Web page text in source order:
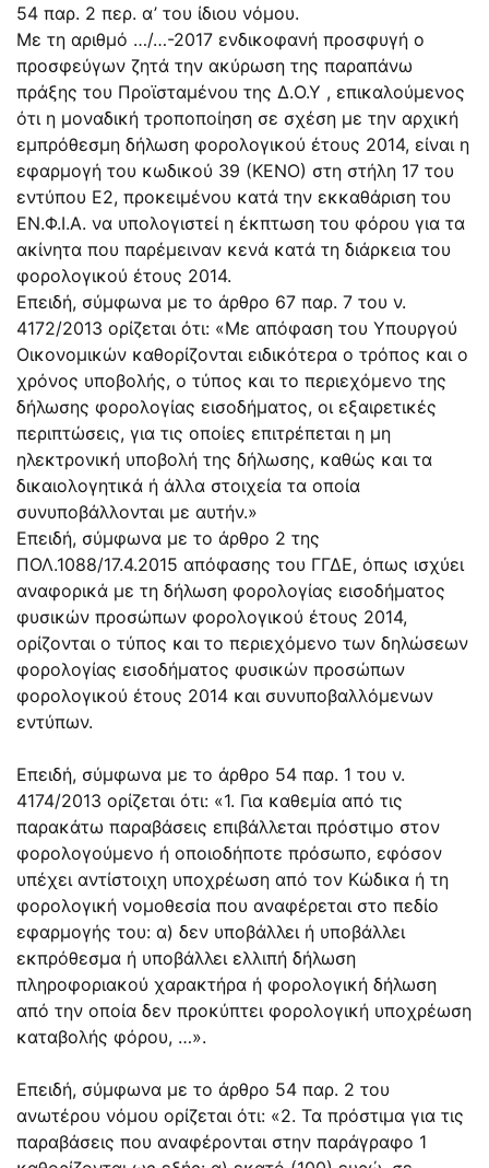
54 παρ. 2 περ. α’ του ίδιου νόμου.
Με τη αριθμό …/…-2017 ενδικοφανή προσφυγή ο
προσφεύγων ζητά την ακύρωση της παραπάνω
πράξης του Προϊσταμένου της Δ.Ο.Υ , επικαλούμενος
ότι η μοναδική τροποποίηση σε σχέση με την αρχική
εμπρόθεσμη δήλωση φορολογικού έτους 2014, είναι η
εφαρμογή του κωδικού 39 (ΚΕΝΟ) στη στήλη 17 του
εντύπου Ε2, προκειμένου κατά την εκκαθάριση του
ΕΝ.Φ.Ι.Α. να υπολογιστεί η έκπτωση του φόρου για τα
ακίνητα που παρέμειναν κενά κατά τη διάρκεια του
φορολογικού έτους 2014.
Επειδή, σύμφωνα με το άρθρο 67 παρ. 7 του ν.
4172/2013 ορίζεται ότι: «Με απόφαση του Υπουργού
Οικονομικών καθορίζονται ειδικότερα ο τρόπος και ο
χρόνος υποβολής, ο τύπος και το περιεχόμενο της
δήλωσης φορολογίας εισοδήματος, οι εξαιρετικές
περιπτώσεις, για τις οποίες επιτρέπεται η μη
ηλεκτρονική υποβολή της δήλωσης, καθώς και τα
δικαιολογητικά ή άλλα στοιχεία τα οποία
συνυποβάλλονται με αυτήν.»
Επειδή, σύμφωνα με το άρθρο 2 της
ΠΟΛ.1088/17.4.2015 απόφασης του ΓΓΔΕ, όπως ισχύει
αναφορικά με τη δήλωση φορολογίας εισοδήματος
φυσικών προσώπων φορολογικού έτους 2014,
ορίζονται ο τύπος και το περιεχόμενο των δηλώσεων
φορολογίας εισοδήματος φυσικών προσώπων
φορολογικού έτους 2014 και συνυποβαλλόμενων
εντύπων.
Επειδή, σύμφωνα με το άρθρο 54 παρ. 1 του ν.
4174/2013 ορίζεται ότι: «1. Για καθεμία από τις
παρακάτω παραβάσεις επιβάλλεται πρόστιμο στον
φορολογούμενο ή οποιοδήποτε πρόσωπο, εφόσον
υπέχει αντίστοιχη υποχρέωση από τον Κώδικα ή τη
φορολογική νομοθεσία που αναφέρεται στο πεδίο
εφαρμογής του: α) δεν υποβάλλει ή υποβάλλει
εκπρόθεσμα ή υποβάλλει ελλιπή δήλωση
πληροφοριακού χαρακτήρα ή φορολογική δήλωση
από την οποία δεν προκύπτει φορολογική υποχρέωση
καταβολής φόρου, …».
Επειδή, σύμφωνα με το άρθρο 54 παρ. 2 του
ανωτέρου νόμου ορίζεται ότι: «2. Τα πρόστιμα για τις
παραβάσεις που αναφέρονται στην παράγραφο 1